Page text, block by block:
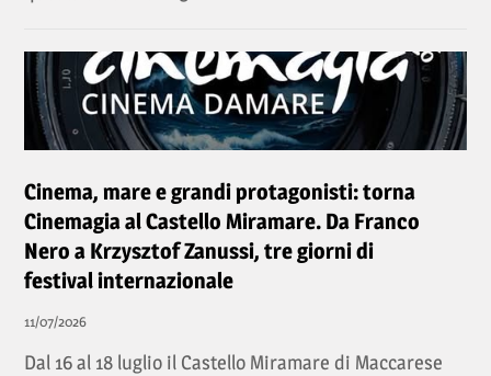
Cinema, mare e grandi protagonisti: torna
Cinemagia al Castello Miramare. Da Franco
Nero a Krzysztof Zanussi, tre giorni di
festival internazionale
11/07/2026
Dal 16 al 18 luglio il Castello Miramare di Maccarese